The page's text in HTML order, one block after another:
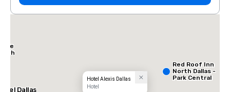
Hotel Alexis Dallas
Hotel
Dallas
Red Roof Inn
North Dallas -
Park Central